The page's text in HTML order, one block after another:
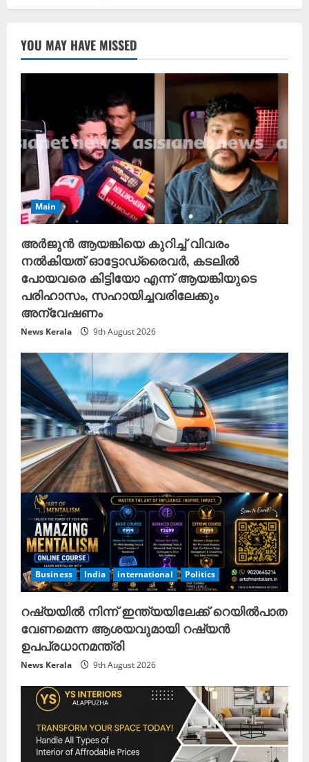
YOU MAY HAVE MISSED
Main
അർജുൻ ആയങ്കിയെ കുറിച്ച് വിവരം
നൽകിയത് ഓട്ടോഡ്രൈവർ, കടലിൽ
പോയവരെ കിട്ടിയോ എന്ന് ആയങ്കിയുടെ
പരിഹാസം, സഹായിച്ചവരിലേക്കും
അന്വേഷണം
News Kerala 9th August 2026
Business India international Politics
റഷ്യയിൽ നിന്ന് ഇന്ത്യയിലേക്ക് റെയിൽപാത
വേണമെന്ന ആശയവുമായി റഷ്യൻ
ഉപപ്രധാനമന്ത്രി
News Kerala 9th August 2026